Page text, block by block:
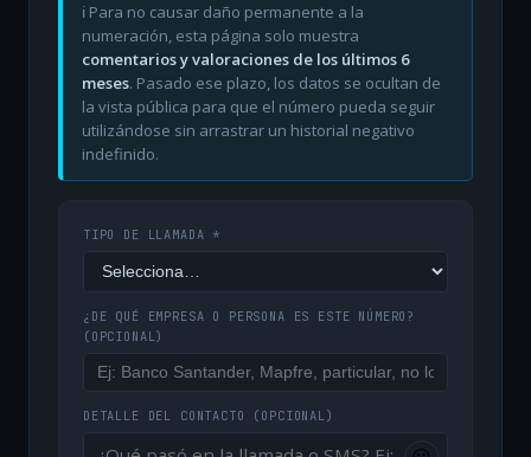
ℹ️ Para no causar daño permanente a la
numeración, esta página solo muestra
comentarios y valoraciones de los últimos 6
meses. Pasado ese plazo, los datos se ocultan de
la vista pública para que el número pueda seguir
utilizándose sin arrastrar un historial negativo
indefinido.
TIPO DE LLAMADA *
¿DE QUÉ EMPRESA O PERSONA ES ESTE NÚMERO?
(OPCIONAL)
DETALLE DEL CONTACTO (OPCIONAL)